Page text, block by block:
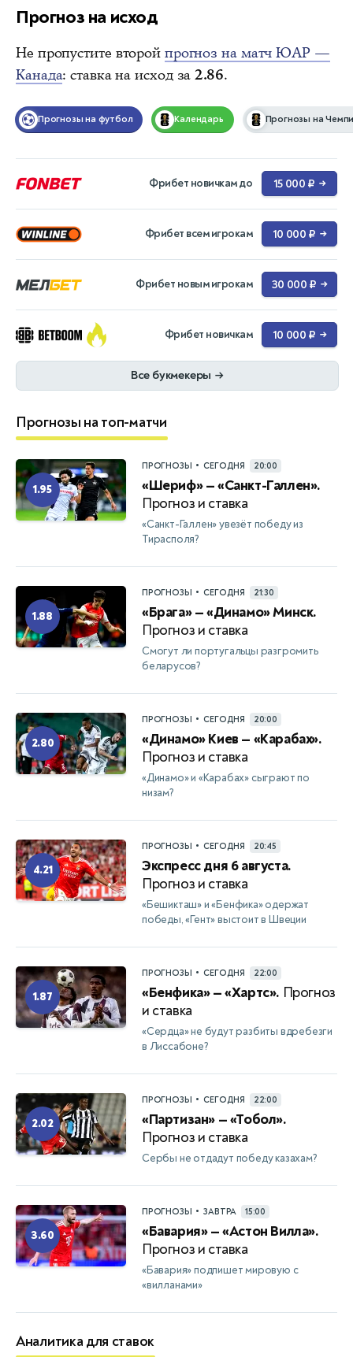
Прогноз на исход
Не пропустите второй прогноз на матч ЮАР —
Канада: ставка на исход за2.86.
Прогнозы на футбол Календарь Прогнозы на
Фрибет новичкам до 15 000 ₽ →
Фрибет всем игрокам 10 000 ₽ →
Фрибет новым игрокам 30 000 ₽ →
Фрибет новичкам 10 000 ₽ →
Все букмекеры →
Прогнозы на топ-матчи
1.95
ПРОГНОЗЫ • СЕГОДНЯ 20:00
«Шериф» — «Санкт-Галлен».
Прогноз и ставка
«Санкт-Галлен» увезёт победу из
Тирасполя?
1.88
ПРОГНОЗЫ • СЕГОДНЯ 21:30
«Брага» — «Динамо» Минск.
Прогноз и ставка
Смогут ли португальцы разгромить
беларусов?
2.80
ПРОГНОЗЫ • СЕГОДНЯ 20:00
«Динамо» Киев — «Карабах».
Прогноз и ставка
«Динамо» и «Карабах» сыграют по
низам?
4.21
ПРОГНОЗЫ • СЕГОДНЯ 20:45
Экспресс дня 6 августа.
Прогноз и ставка
«Бешикташ» и «Бенфика» одержат
победы, «Гент» выстоит в Швеции
1.87
ПРОГНОЗЫ • СЕГОДНЯ 22:00
«Бенфика» — «Хартс». Прогноз
и ставка
«Сердца» не будут разбиты вдребезги
в Лиссабоне?
2.02
ПРОГНОЗЫ • СЕГОДНЯ 22:00
«Партизан» — «Тобол».
Прогноз и ставка
Сербы не отдадут победу казахам?
3.60
ПРОГНОЗЫ • ЗАВТРА 15:00
«Бавария» — «Астон Вилла».
Прогноз и ставка
«Бавария» подпишет мировую с
«вилланами»
Аналитика для ставок